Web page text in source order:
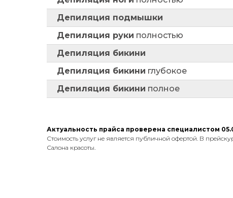
Депиляция подмышки
Депиляция руки полностью
Депиляция бикини
Депиляция бикини глубокое
Депиляция бикини полное
Актуальность прайса проверена специалистом
Стоимость услуг не является публичной офертой. В
Салона красоты.